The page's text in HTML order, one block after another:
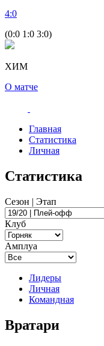
4:0
(0:0 1:0 3:0)
ХИМ
О матче
Главная
Статистика
Личная
Статистика
Сезон | Этап
Клуб
Амплуа
Лидеры
Личная
Командная
Вратари